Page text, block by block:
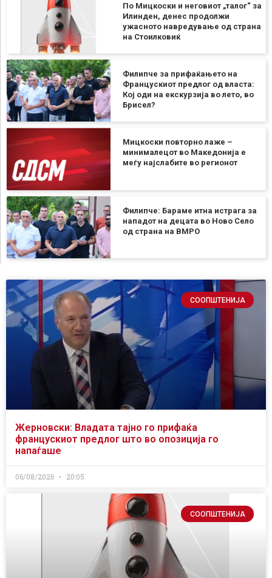
По Мицкоски и неговиот „талог“ за
Илинден, денес продолжи
ужасното навредување од страна
на Стоилковиќ
Филипче за прифаќањето на
Францускиот предлог од власта:
Кој оди на екскурзија во лето, во
Брисел?
Мицкоски повторно лаже –
минималецот во Македонија е
меѓу најслабите во регионот
Филипче: Бараме итна истрага за
нападот на децата во Ново Село
од страна на ВМРО
СООПШТЕНИЈА
Жерновски: Владата тајно го прифаќа
францускиот предлог што во опозиција го
напаѓаше
06/08/2026 20:05
СООПШТЕНИЈА